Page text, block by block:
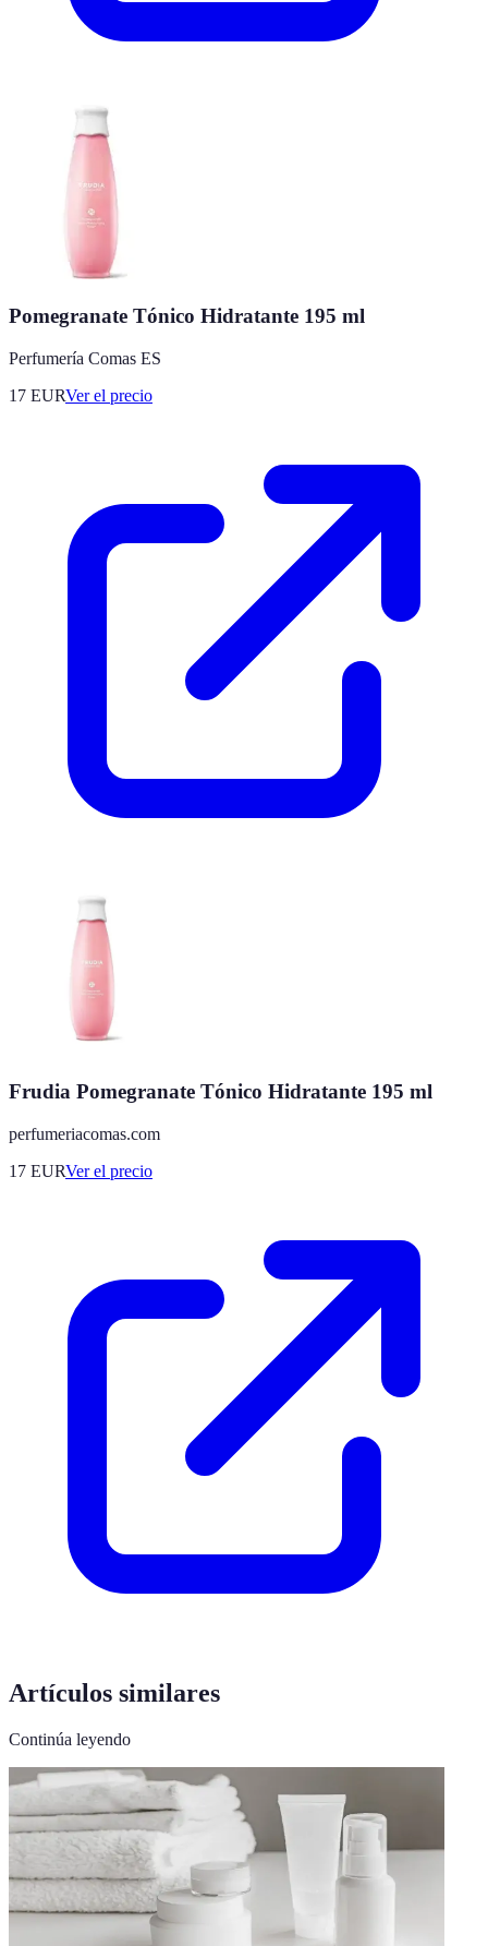
Pomegranate Tónico Hidratante 195 ml
Perfumería Comas ES
17 EURVer el precio
Frudia Pomegranate Tónico Hidratante 195 ml
perfumeriacomas.com
17 EURVer el precio
Artículos similares
Continúa leyendo